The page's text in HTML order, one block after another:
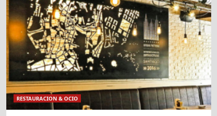
Pintxos
abre
un
nuevo
restaurante
en
Boadilla
del
Monte
RESTAURACION & OCIO